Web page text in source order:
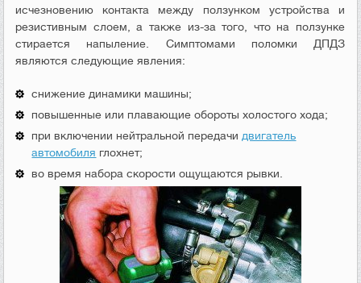
исчезновению контакта между ползунком устройства и
резистивным слоем, а также из-за того, что на ползунке
стирается напыление. Симптомами поломки ДПДЗ
являются следующие явления:
снижение динамики машины;
повышенные или плавающие обороты холостого хода;
при включении нейтральной передачи двигатель
автомобиля глохнет;
во время набора скорости ощущаются рывки.